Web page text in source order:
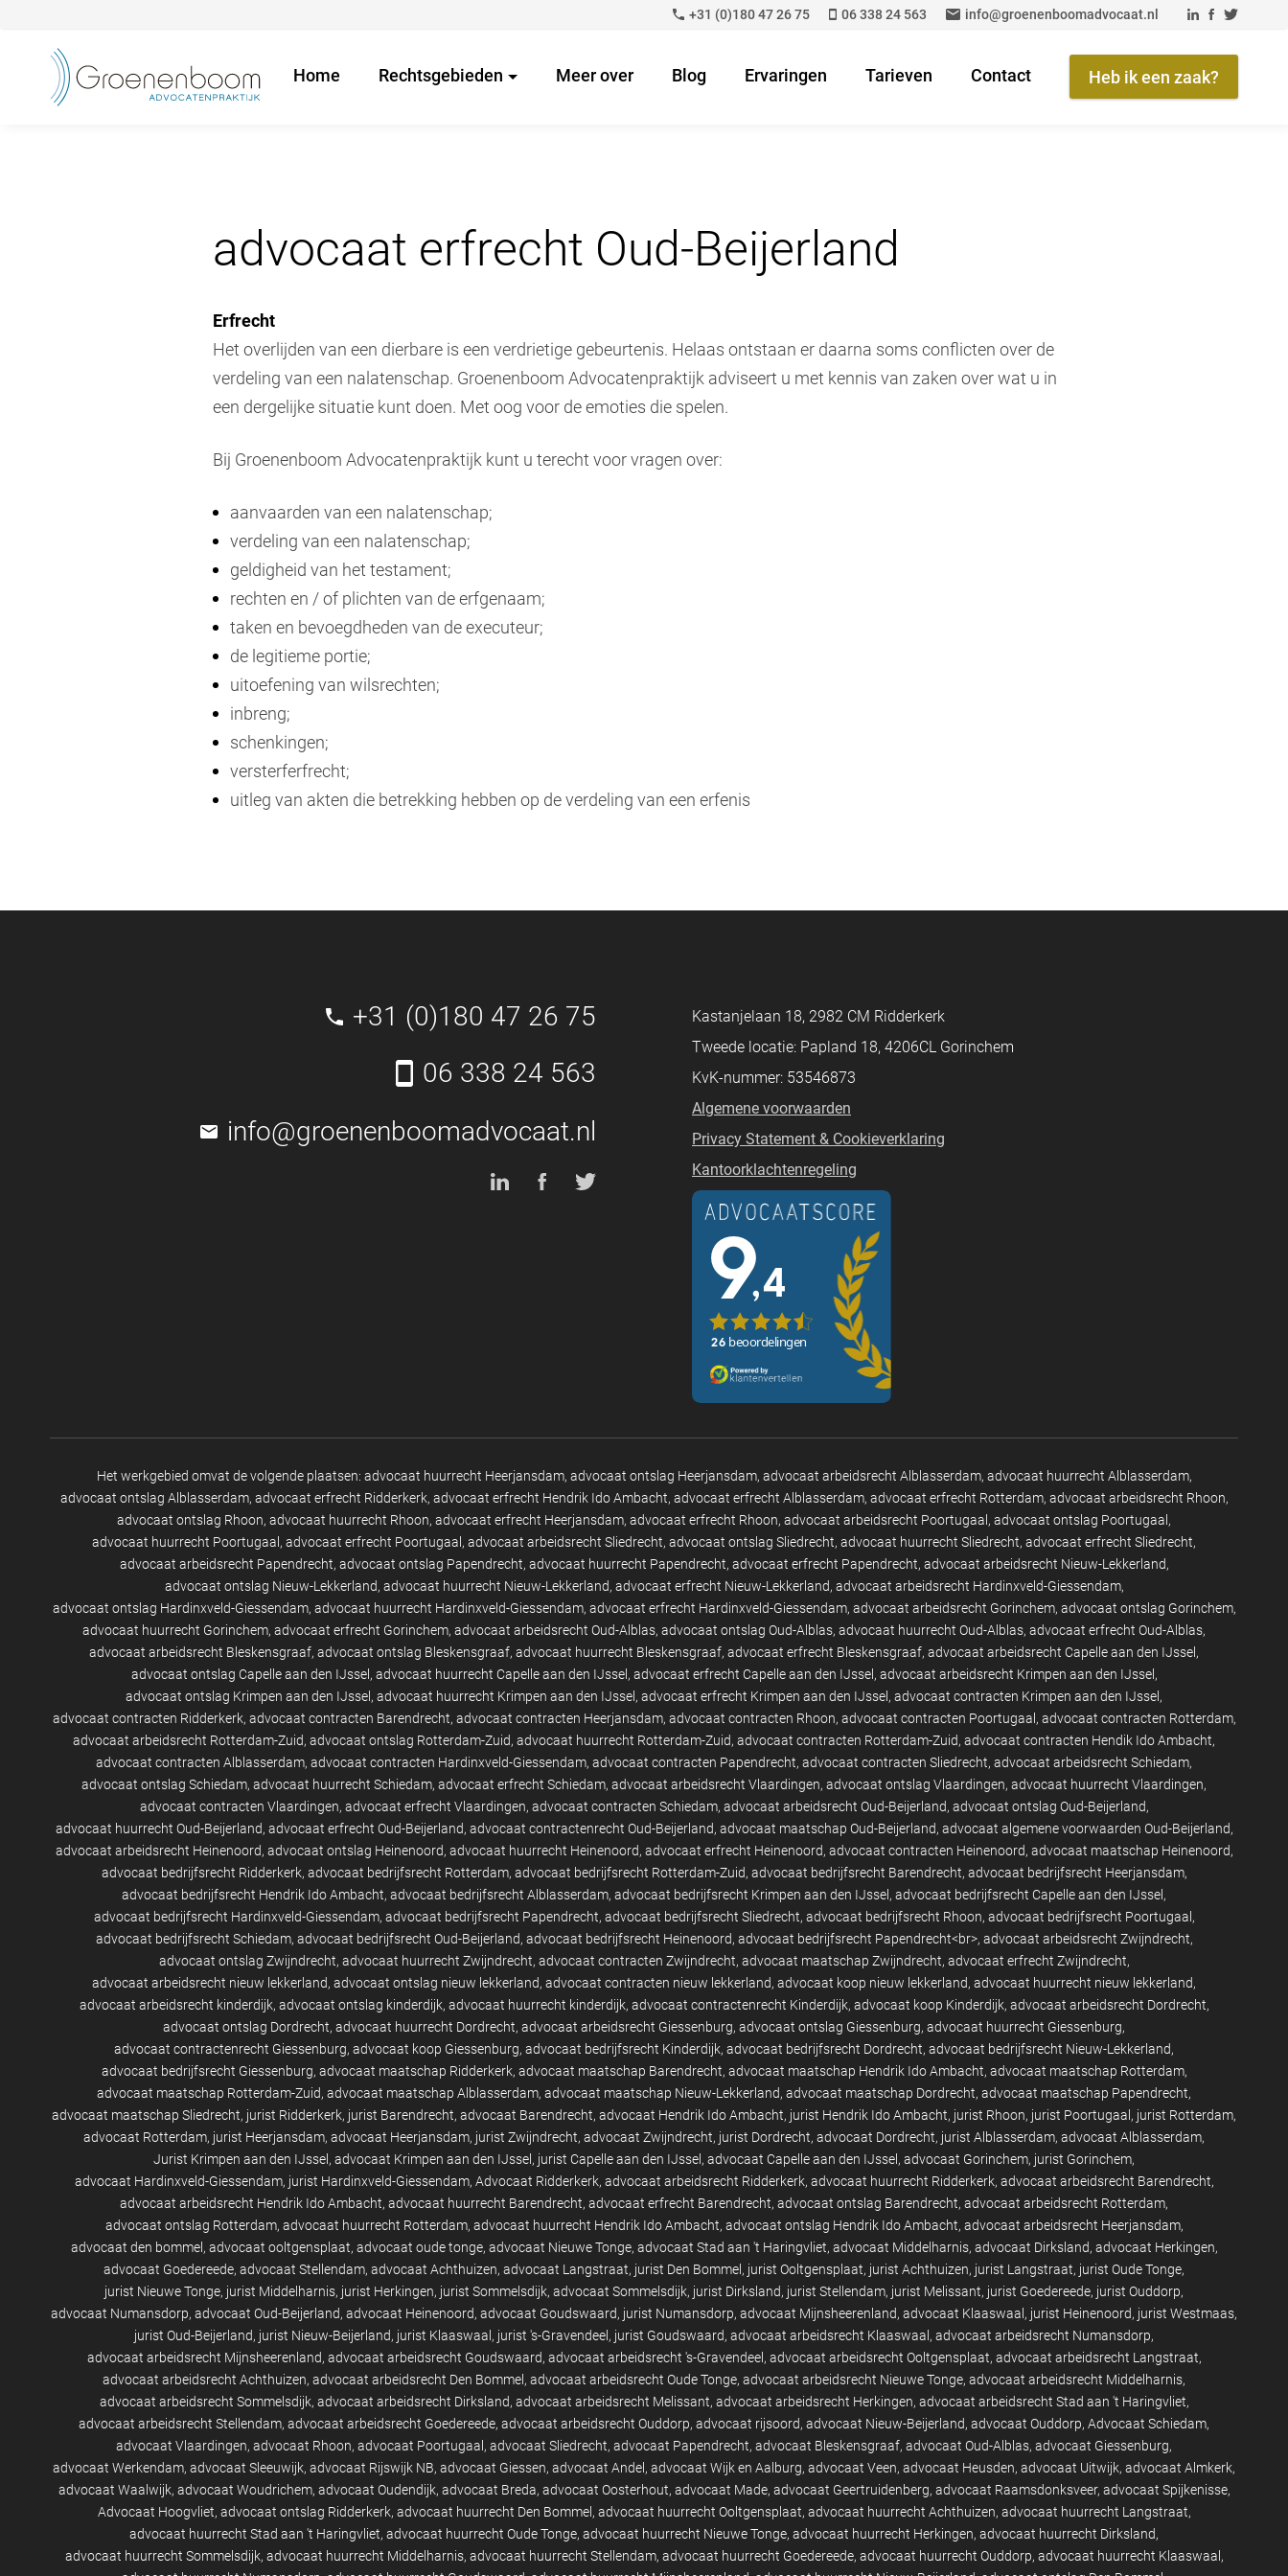
+31 (0)180 47 26 75 06 338 24 563 info@groenenboomadvocaat.nl
Home Rechtsgebieden Meer over Blog Ervaringen Tarieven Contact Heb ik een zaak?
advocaat erfrecht Oud-Beijerland
Erfrecht
Het overlijden van een dierbare is een verdrietige gebeurtenis. Helaas ontstaan er daarna soms conflicten over de
verdeling van een nalatenschap. Groenenboom Advocatenpraktijk adviseert u met kennis van zaken over wat u in
een dergelijke situatie kunt doen. Met oog voor de emoties die spelen.
Bij Groenenboom Advocatenpraktijk kunt u terecht voor vragen over:
aanvaarden van een nalatenschap;
verdeling van een nalatenschap;
geldigheid van het testament;
rechten en / of plichten van de erfgenaam;
taken en bevoegdheden van de executeur;
de legitieme portie;
uitoefening van wilsrechten;
inbreng;
schenkingen;
versterferfrecht;
uitleg van akten die betrekking hebben op de verdeling van een erfenis
+31 (0)180 47 26 75
06 338 24 563
info@groenenboomadvocaat.nl
Kastanjelaan 18, 2982 CM Ridderkerk
Tweede locatie: Papland 18, 4206CL Gorinchem
KvK-nummer: 53546873
Algemene voorwaarden
Privacy Statement & Cookieverklaring
Kantoorklachtenregeling
Het werkgebied omvat de volgende plaatsen: advocaat huurrecht Heerjansdam advocaat ontslag Heerjansdam advocaat arbeidsrecht Alblasserdam advocaat huurrecht Alblasserdam
advocaat ontslag Alblasserdam advocaat erfrecht Ridderkerk advocaat erfrecht Hendrik Ido Ambacht advocaat erfrecht Alblasserdam advocaat erfrecht Rotterdam advocaat arbeidsrecht Rhoon
advocaat ontslag Rhoon advocaat huurrecht Rhoon advocaat erfrecht Heerjansdam advocaat erfrecht Rhoon advocaat arbeidsrecht Poortugaal
advocaat ontslag Poortugaal
advocaat huurrecht Poortugaal
advocaat erfrecht Poortugaal advocaat arbeidsrecht Sliedrecht advocaat ontslag Sliedrecht advocaat huurrecht Sliedrecht advocaat erfrecht Sliedrecht
advocaat arbeidsrecht Papendrecht advocaat ontslag Papendrecht advocaat huurrecht Papendrecht advocaat erfrecht Papendrecht advocaat arbeidsrecht Nieuw-Lekkerland
advocaat ontslag Nieuw-Lekkerland advocaat huurrecht Nieuw-Lekkerland advocaat erfrecht Nieuw-Lekkerland advocaat arbeidsrecht Hardinxveld-Giessendam
advocaat ontslag Hardinxveld-Giessendam advocaat huurrecht Hardinxveld-Giessendam advocaat erfrecht Hardinxveld-Giessendam advocaat arbeidsrecht Gorinchem advocaat ontslag Gorinchem
advocaat huurrecht Gorinchem advocaat erfrecht Gorinchem advocaat arbeidsrecht Oud-Alblas advocaat ontslag Oud-Alblas advocaat huurrecht Oud-Alblas advocaat erfrecht Oud-Alblas
advocaat arbeidsrecht Bleskensgraaf advocaat ontslag Bleskensgraaf advocaat huurrecht Bleskensgraaf advocaat erfrecht Bleskensgraaf advocaat arbeidsrecht Capelle aan den IJssel
advocaat ontslag Capelle aan den IJssel advocaat huurrecht Capelle aan den IJssel advocaat erfrecht Capelle aan den IJssel advocaat arbeidsrecht Krimpen aan den IJssel
advocaat ontslag Krimpen aan den IJssel advocaat huurrecht Krimpen aan den IJssel advocaat erfrecht Krimpen aan den IJssel advocaat contracten Krimpen aan den IJssel
advocaat contracten Ridderkerk advocaat contracten Barendrecht advocaat contracten Heerjansdam advocaat contracten Rhoon advocaat contracten Poortugaal
advocaat contracten Rotterdam
advocaat arbeidsrecht Rotterdam-Zuid advocaat ontslag Rotterdam-Zuid advocaat huurrecht Rotterdam-Zuid advocaat contracten Rotterdam-Zuid advocaat contracten Hendik Ido Ambacht
advocaat contracten Alblasserdam advocaat contracten Hardinxveld-Giessendam advocaat contracten Papendrecht advocaat contracten Sliedrecht advocaat arbeidsrecht Schiedam
advocaat ontslag Schiedam advocaat huurrecht Schiedam advocaat erfrecht Schiedam advocaat arbeidsrecht Vlaardingen advocaat ontslag Vlaardingen advocaat huurrecht Vlaardingen
advocaat contracten Vlaardingen advocaat erfrecht Vlaardingen advocaat contracten Schiedam advocaat arbeidsrecht Oud-Beijerland advocaat ontslag Oud-Beijerland
advocaat huurrecht Oud-Beijerland advocaat erfrecht Oud-Beijerland advocaat contractenrecht Oud-Beijerland advocaat maatschap Oud-Beijerland advocaat algemene voorwaarden Oud-Beijerland
advocaat arbeidsrecht Heinenoord advocaat ontslag Heinenoord advocaat huurrecht Heinenoord advocaat erfrecht Heinenoord advocaat contracten Heinenoord advocaat maatschap Heinenoord
advocaat bedrijfsrecht Ridderkerk advocaat bedrijfsrecht Rotterdam advocaat bedrijfsrecht Rotterdam-Zuid advocaat bedrijfsrecht Barendrecht advocaat bedrijfsrecht Heerjansdam
advocaat bedrijfsrecht Hendrik Ido Ambacht advocaat bedrijfsrecht Alblasserdam advocaat bedrijfsrecht Krimpen aan den IJssel advocaat bedrijfsrecht Capelle aan den IJssel
advocaat bedrijfsrecht Hardinxveld-Giessendam advocaat bedrijfsrecht Papendrecht advocaat bedrijfsrecht Sliedrecht advocaat bedrijfsrecht Rhoon advocaat bedrijfsrecht Poortugaal
advocaat bedrijfsrecht Schiedam advocaat bedrijfsrecht Oud-Beijerland advocaat bedrijfsrecht Heinenoord advocaat bedrijfsrecht Papendrecht<br> advocaat arbeidsrecht Zwijndrecht
advocaat ontslag Zwijndrecht advocaat huurrecht Zwijndrecht advocaat contracten Zwijndrecht advocaat maatschap Zwijndrecht advocaat erfrecht Zwijndrecht
advocaat arbeidsrecht nieuw lekkerland advocaat ontslag nieuw lekkerland advocaat contracten nieuw lekkerland advocaat koop nieuw lekkerland advocaat huurrecht nieuw lekkerland
advocaat arbeidsrecht kinderdijk advocaat ontslag kinderdijk advocaat huurrecht kinderdijk advocaat contractenrecht Kinderdijk advocaat koop Kinderdijk advocaat arbeidsrecht Dordrecht
advocaat ontslag Dordrecht advocaat huurrecht Dordrecht advocaat arbeidsrecht Giessenburg advocaat ontslag Giessenburg advocaat huurrecht Giessenburg
advocaat contractenrecht Giessenburg advocaat koop Giessenburg advocaat bedrijfsrecht Kinderdijk advocaat bedrijfsrecht Dordrecht advocaat bedrijfsrecht Nieuw-Lekkerland
advocaat bedrijfsrecht Giessenburg advocaat maatschap Ridderkerk advocaat maatschap Barendrecht advocaat maatschap Hendrik Ido Ambacht advocaat maatschap Rotterdam
advocaat maatschap Rotterdam-Zuid advocaat maatschap Alblasserdam advocaat maatschap Nieuw-Lekkerland advocaat maatschap Dordrecht advocaat maatschap Papendrecht
advocaat maatschap Sliedrecht jurist Ridderkerk jurist Barendrecht advocaat Barendrecht advocaat Hendrik Ido Ambacht jurist Hendrik Ido Ambacht jurist Rhoon jurist Poortugaal
jurist Rotterdam
advocaat Rotterdam jurist Heerjansdam advocaat Heerjansdam jurist Zwijndrecht advocaat Zwijndrecht jurist Dordrecht advocaat Dordrecht jurist Alblasserdam advocaat Alblasserdam
Jurist Krimpen aan den IJssel advocaat Krimpen aan den IJssel jurist Capelle aan den IJssel advocaat Capelle aan den IJssel advocaat Gorinchem jurist Gorinchem
advocaat Hardinxveld-Giessendam jurist Hardinxveld-Giessendam Advocaat Ridderkerk advocaat arbeidsrecht Ridderkerk advocaat huurrecht Ridderkerk advocaat arbeidsrecht Barendrecht
advocaat arbeidsrecht Hendrik Ido Ambacht advocaat huurrecht Barendrecht advocaat erfrecht Barendrecht advocaat ontslag Barendrecht advocaat arbeidsrecht Rotterdam
advocaat ontslag Rotterdam advocaat huurrecht Rotterdam advocaat huurrecht Hendrik Ido Ambacht advocaat ontslag Hendrik Ido Ambacht advocaat arbeidsrecht Heerjansdam
advocaat den bommel advocaat ooltgensplaat advocaat oude tonge advocaat Nieuwe Tonge advocaat Stad aan 't Haringvliet advocaat Middelharnis advocaat Dirksland advocaat Herkingen
advocaat Goedereede advocaat Stellendam advocaat Achthuizen advocaat Langstraat jurist Den Bommel jurist Ooltgensplaat jurist Achthuizen jurist Langstraat jurist Oude Tonge
jurist Nieuwe Tonge jurist Middelharnis jurist Herkingen jurist Sommelsdijk advocaat Sommelsdijk jurist Dirksland jurist Stellendam jurist Melissant jurist Goedereede jurist Ouddorp
advocaat Numansdorp advocaat Oud-Beijerland advocaat Heinenoord advocaat Goudswaard jurist Numansdorp advocaat Mijnsheerenland advocaat Klaaswaal jurist Heinenoord jurist Westmaas
jurist Oud-Beijerland jurist Nieuw-Beijerland jurist Klaaswaal jurist 's-Gravendeel jurist Goudswaard advocaat arbeidsrecht Klaaswaal
advocaat arbeidsrecht Numansdorp
advocaat arbeidsrecht Mijnsheerenland advocaat arbeidsrecht Goudswaard advocaat arbeidsrecht 's-Gravendeel advocaat arbeidsrecht Ooltgensplaat advocaat arbeidsrecht Langstraat
advocaat arbeidsrecht Achthuizen advocaat arbeidsrecht Den Bommel advocaat arbeidsrecht Oude Tonge advocaat arbeidsrecht Nieuwe Tonge advocaat arbeidsrecht Middelharnis
advocaat arbeidsrecht Sommelsdijk advocaat arbeidsrecht Dirksland advocaat arbeidsrecht Melissant advocaat arbeidsrecht Herkingen advocaat arbeidsrecht Stad aan 't Haringvliet
advocaat arbeidsrecht Stellendam advocaat arbeidsrecht Goedereede advocaat arbeidsrecht Ouddorp advocaat rijsoord advocaat Nieuw-Beijerland advocaat Ouddorp Advocaat Schiedam
advocaat Vlaardingen advocaat Rhoon advocaat Poortugaal advocaat Sliedrecht advocaat Papendrecht advocaat Bleskensgraaf advocaat Oud-Alblas advocaat Giessenburg
advocaat Werkendam advocaat Sleeuwijk advocaat Rijswijk NB advocaat Giessen advocaat Andel advocaat Wijk en Aalburg advocaat Veen advocaat Heusden advocaat Uitwijk advocaat Almkerk
advocaat Waalwijk advocaat Woudrichem advocaat Oudendijk advocaat Breda advocaat Oosterhout advocaat Made advocaat Geertruidenberg advocaat Raamsdonksveer advocaat Spijkenisse
Advocaat Hoogvliet advocaat ontslag Ridderkerk advocaat huurrecht Den Bommel advocaat huurrecht Ooltgensplaat advocaat huurrecht Achthuizen advocaat huurrecht Langstraat
advocaat huurrecht Stad aan 't Haringvliet advocaat huurrecht Oude Tonge advocaat huurrecht Nieuwe Tonge advocaat huurrecht Herkingen advocaat huurrecht Dirksland
advocaat huurrecht Sommelsdijk advocaat huurrecht Middelharnis advocaat huurrecht Stellendam advocaat huurrecht Goedereede advocaat huurrecht Ouddorp advocaat huurrecht Klaaswaal